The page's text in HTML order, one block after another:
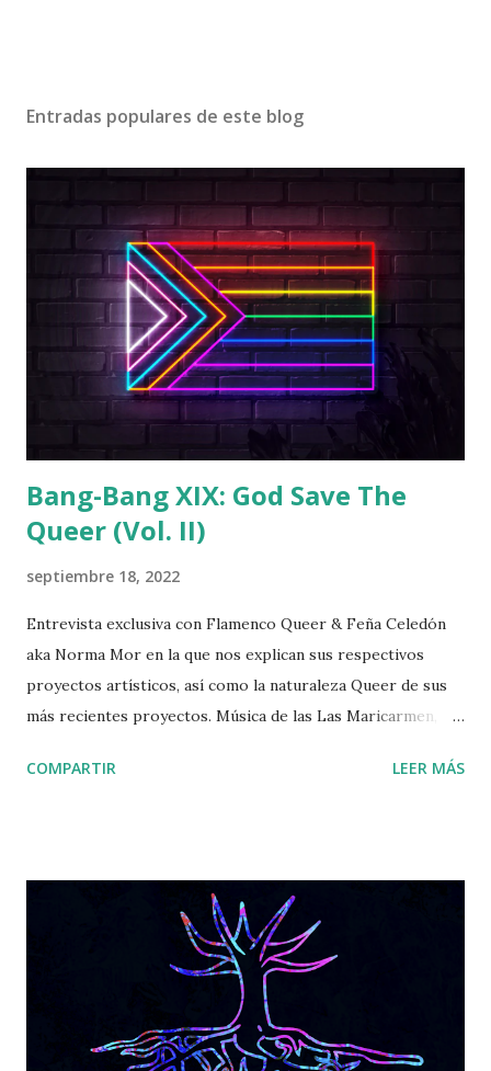
Entradas populares de este blog
Bang-Bang XIX: God Save The
Queer (Vol. II)
septiembre 18, 2022
Entrevista exclusiva con Flamenco Queer & Feña Celedón
aka Norma Mor en la que nos explican sus respectivos
proyectos artísticos, así como la naturaleza Queer de sus
más recientes proyectos. Música de las Las Maricarmen,
Antillano y un gran elenco musical. Producción y locución:
Ràdio Fabra de la Fàbrica de Creació Fabra i Coats
COMPARTIR LEER MÁS